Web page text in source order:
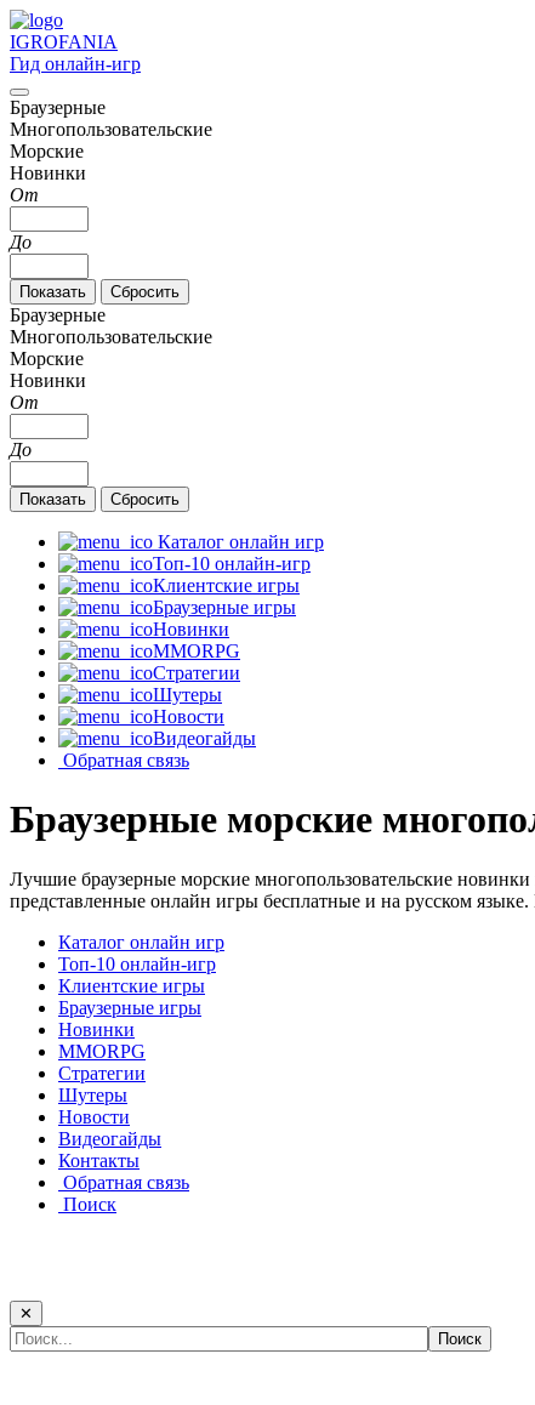
IGROFANIA
Гид онлайн-игр
Браузерные
Многопользовательские
Морские
Новинки
От
До
Браузерные
Многопользовательские
Морские
Новинки
От
До
Каталог онлайн игр
Топ-10 онлайн-игр
Клиентские игры
Браузерные игры
Новинки
MMORPG
Стратегии
Шутеры
Новости
Видеогайды
Обратная связь
Браузерные морские
Лучшие браузерные морские многопользовательские
представленные онлайн игры бесплатные и на русском
Каталог онлайн игр
Топ-10 онлайн-игр
Клиентские игры
Браузерные игры
Новинки
MMORPG
Стратегии
Шутеры
Новости
Видеогайды
Контакты
Обратная связь
Поиск
✕